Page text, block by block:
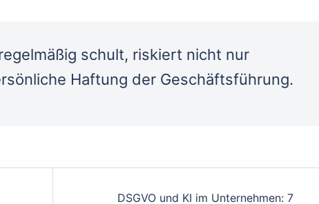
schult, riskiert nicht nur
Haftung der Geschäftsführung.
DSGVO und KI im Unternehmen: 7